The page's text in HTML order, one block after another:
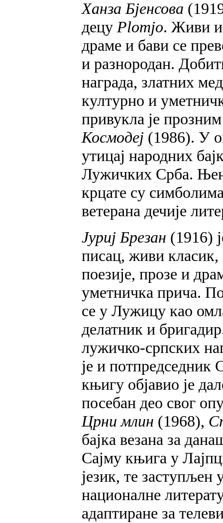
Ханза Бјенсова
децу Plomjo. Живи и
драме и бави се
и разнородан.
награда, златних
културно и
привукла је
Космодеј (1986). У
утицај народних
Лужичких Срба.
крцате су
ветерана дечије
Јуриј Брезан (1916)
писац, живи класик,
поезије, прозе и
уметничка прича.
се у Лужицу као
делатник и
лужичко-српских
је и потпредседник
књигу објавио је
посебан део свог
Црни млин (1968),
бајка везана за
Сајму књига у
језик, те
националне
адаптиране за